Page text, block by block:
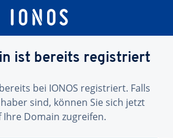
ist bereits registriert
bei IONOS registriert. Falls
sind, können Sie sich jetzt
Domain zugreifen.